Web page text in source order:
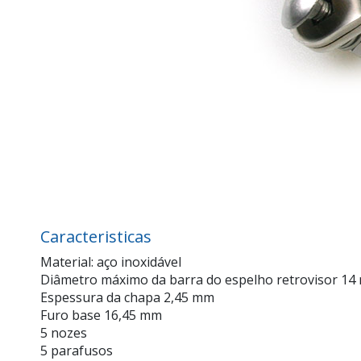
Caracteristicas
Material: aço inoxidável
Diâmetro máximo da barra do espelho retrovisor 14
Espessura da chapa 2,45 mm
Furo base 16,45 mm
5 nozes
5 parafusos